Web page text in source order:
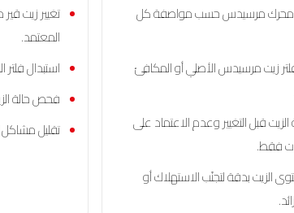
محرك مرسيدس حسب مواصفة كل
زيت مرسيدس الأصلي أو المكافئ
الزيت قبل التغيير وعدم الاعتماد على
فقط.
الزيت بدقة لتجنّب الاستهلاك أو
تغيير زيت
المعتمد.
استبدال
فحص حالة
تقليل مشاكل